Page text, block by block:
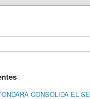
CONSOLIDA EL